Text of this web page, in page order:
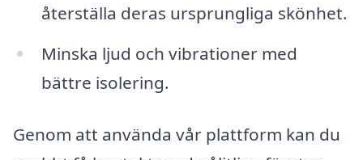
återställa deras ursprungliga skönhet.
Minska ljud och vibrationer med
bättre isolering.
Genom att använda vår plattform kan du